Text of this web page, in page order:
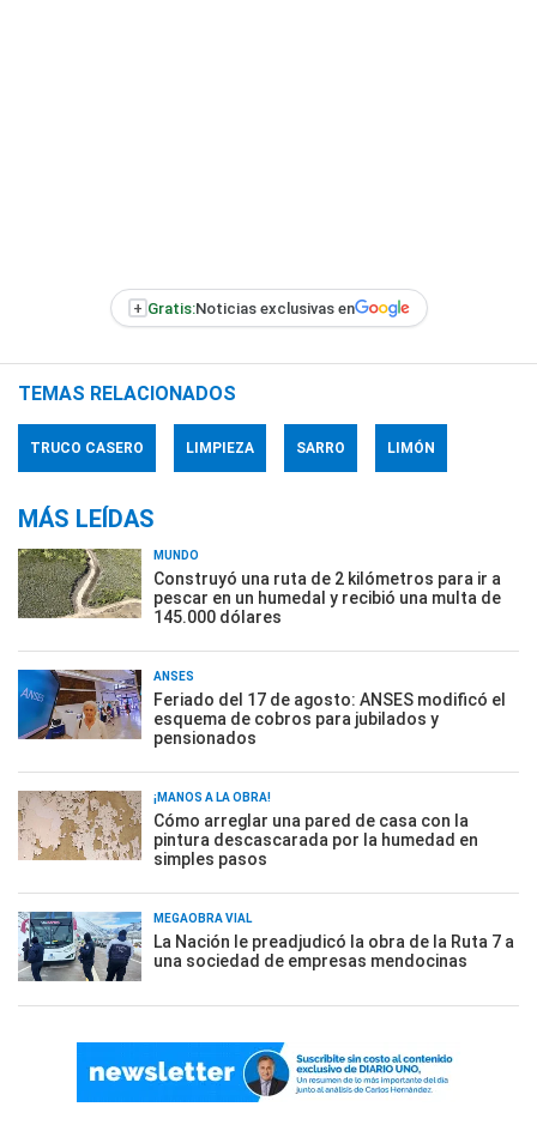
+ Gratis:Noticias exclusivas en
TEMAS RELACIONADOS
TRUCO CASERO LIMPIEZA SARRO LIMÓN
MÁS LEÍDAS
MUNDO
Construyó una ruta de 2 kilómetros para ir a
pescar en un humedal y recibió una multa de
145.000 dólares
ANSES
Feriado del 17 de agosto: ANSES modificó el
esquema de cobros para jubilados y
pensionados
¡MANOS A LA OBRA!
Cómo arreglar una pared de casa con la
pintura descascarada por la humedad en
simples pasos
MEGAOBRA VIAL
La Nación le preadjudicó la obra de la Ruta 7 a
una sociedad de empresas mendocinas